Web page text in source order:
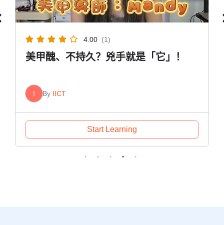
4.00 (1)
美甲醜、不持久？兇手就是「它」！
I By IICT
Start Learning